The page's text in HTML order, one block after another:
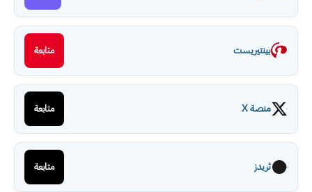
بينتيريست متابعة
منصة X متابعة
ثريدز متابعة